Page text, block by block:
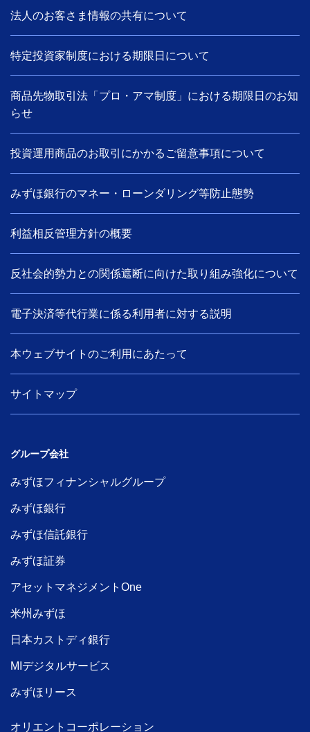
法人のお客さま情報の共有について
特定投資家制度における期限日について
商品先物取引法「プロ・アマ制度」における期限日のお知
らせ
投資運用商品のお取引にかかるご留意事項について
みずほ銀行のマネー・ローンダリング等防止態勢
利益相反管理方針の概要
反社会的勢力との関係遮断に向けた取り組み強化について
電子決済等代行業に係る利用者に対する説明
本ウェブサイトのご利用にあたって
サイトマップ
グループ会社
みずほフィナンシャルグループ
みずほ銀行
みずほ信託銀行
みずほ証券
アセットマネジメントOne
米州みずほ
日本カストディ銀行
MIデジタルサービス
みずほリース
オリエントコーポレーション